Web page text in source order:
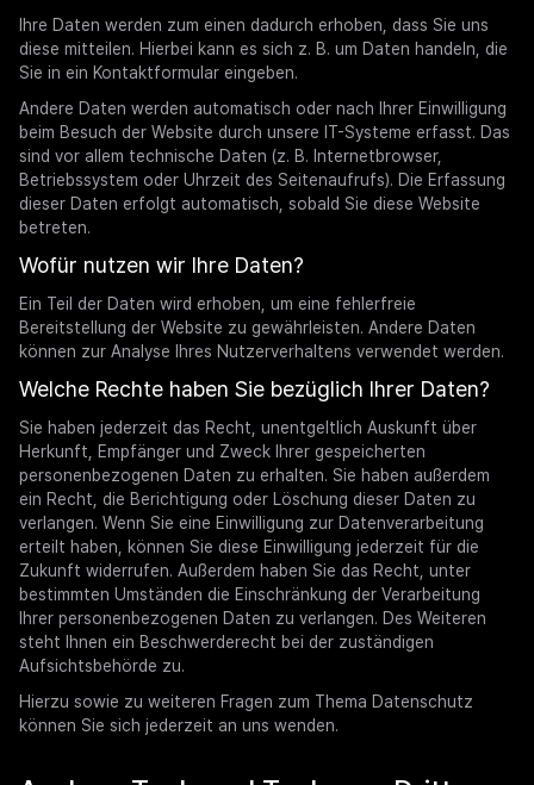
Ihre Daten werden zum einen dadurch erhoben, dass Sie uns
diese mitteilen. Hierbei kann es sich z. B. um Daten handeln, die
Sie in ein Kontaktformular eingeben.
Andere Daten werden automatisch oder nach Ihrer Einwilligung
beim Besuch der Website durch unsere IT-Systeme erfasst. Das
sind vor allem technische Daten (z. B. Internetbrowser,
Betriebssystem oder Uhrzeit des Seitenaufrufs). Die Erfassung
dieser Daten erfolgt automatisch, sobald Sie diese Website
betreten.
Wofür nutzen wir Ihre Daten?
Ein Teil der Daten wird erhoben, um eine fehlerfreie
Bereitstellung der Website zu gewährleisten. Andere Daten
können zur Analyse Ihres Nutzerverhaltens verwendet werden.
Welche Rechte haben Sie bezüglich Ihrer Daten?
Sie haben jederzeit das Recht, unentgeltlich Auskunft über
Herkunft, Empfänger und Zweck Ihrer gespeicherten
personenbezogenen Daten zu erhalten. Sie haben außerdem
ein Recht, die Berichtigung oder Löschung dieser Daten zu
verlangen. Wenn Sie eine Einwilligung zur Datenverarbeitung
erteilt haben, können Sie diese Einwilligung jederzeit für die
Zukunft widerrufen. Außerdem haben Sie das Recht, unter
bestimmten Umständen die Einschränkung der Verarbeitung
Ihrer personenbezogenen Daten zu verlangen. Des Weiteren
steht Ihnen ein Beschwerderecht bei der zuständigen
Aufsichtsbehörde zu.
Hierzu sowie zu weiteren Fragen zum Thema Datenschutz
können Sie sich jederzeit an uns wenden.